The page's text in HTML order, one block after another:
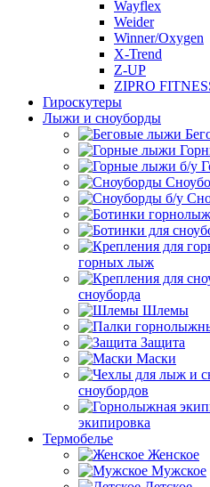
Wayflex
Weider
Winner/Oxygen
X-Trend
Z-UP
ZIPRO
Гироскутеры
Лыжи и сноуборды
горных лыж
сноуборда
Шлемы
Защита
Маски
сноубордов
экипировка
Термобелье
Женское
Мужское